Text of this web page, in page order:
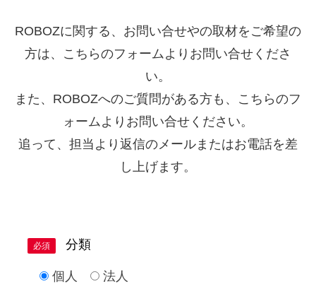
ROBOZに関する、お問い合せやの取材をご希望の
方は、こちらのフォームよりお問い合せくださ
い。
また、ROBOZへのご質問がある方も、こちらのフ
ォームよりお問い合せください。
追って、担当より返信のメールまたはお電話を差
し上げます。
必須 分類
個人 法人